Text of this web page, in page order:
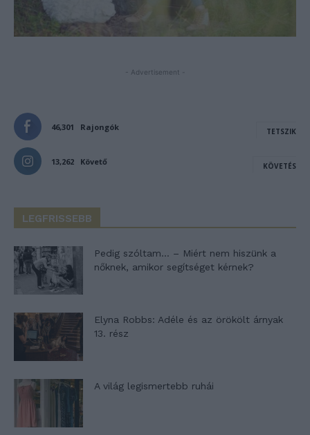
- Advertisement -
46,301 Rajongók TETSZIK
13,262 Követő KÖVETÉS
LEGFRISSEBB
Pedig szóltam… – Miért nem hiszünk a
nőknek, amikor segítséget kérnek?
Elyna Robbs: Adéle és az örökölt árnyak
13. rész
A világ legismertebb ruhái